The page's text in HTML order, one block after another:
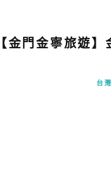
【金門金寧旅遊
台